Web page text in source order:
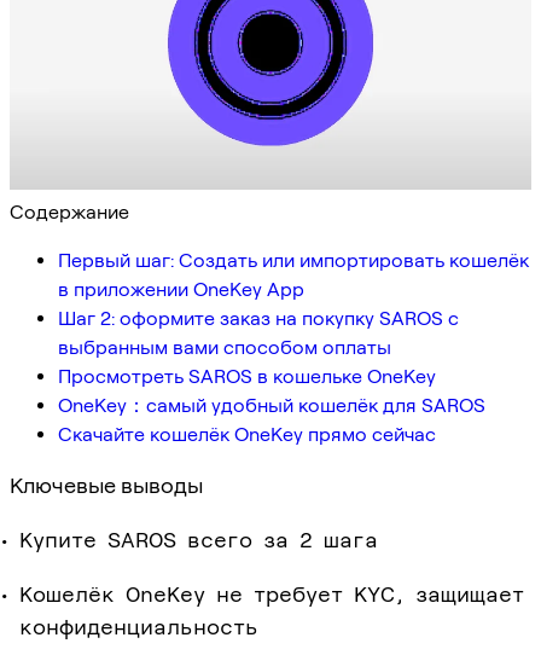
Содержание
Первый шаг: Создать или импортировать кошелёк
в приложении OneKey App
Шаг 2: оформите заказ на покупку SAROS с
выбранным вами способом оплаты
Просмотреть SAROS в кошельке OneKey
OneKey：самый удобный кошелёк для SAROS
Скачайте кошелёк OneKey прямо сейчас
Ключевые выводы
Купите SAROS всего за 2 шага
Кошелёк OneKey не требует KYC, защищает
конфиденциальность